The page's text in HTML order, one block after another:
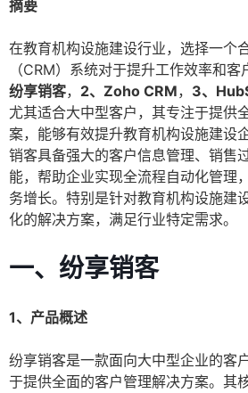
摘要
在教育机构设施建设行业，选择一个
（CRM）系统对于提升工作效率和客
纷享销客， 2、Zoho CRM， 3、
尤其适合大中型客户，其专注于提供
案，能够有效提升教育机构设施建设
销客具备强大的客户信息管理、销售
能，帮助企业实现全流程自动化管理
务增长。特别是针对教育机构设施建
化的解决方案，满足行业特定需求。
一、纷享销客
1、产品概述
纷享销客是一款面向大中型企业的客
于提供全面的客户管理解决方案。其